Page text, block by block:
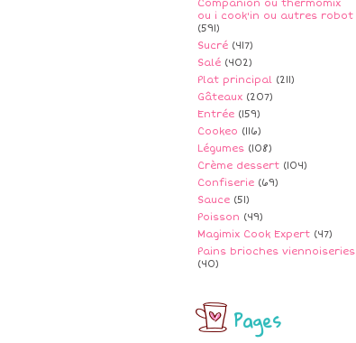
Companion ou thermomix
ou i cook'in ou autres robot
(591)
Sucré (417)
Salé (402)
Plat principal (211)
Gâteaux (207)
Entrée (159)
Cookeo (116)
Légumes (108)
Crème dessert (104)
Confiserie (69)
Sauce (51)
Poisson (49)
Magimix Cook Expert (47)
Pains brioches viennoiseries
(40)
Pages